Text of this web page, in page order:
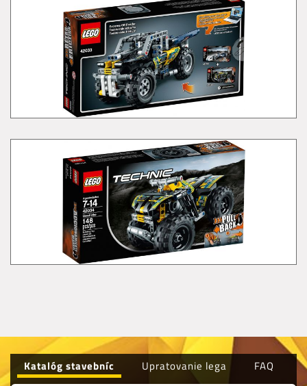
Katalóg stavebníc Upratovanie lega
FAQ